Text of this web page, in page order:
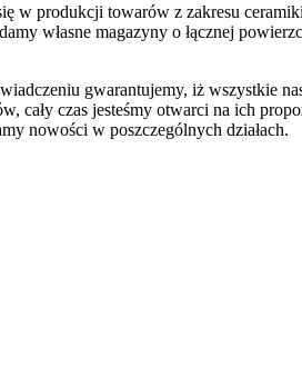
w produkcji towarów z zakresu
własne magazyny o łącznej
gwarantujemy, iż wszystkie
cały czas jesteśmy otwarci na ich
nowości w poszczególnych działach.